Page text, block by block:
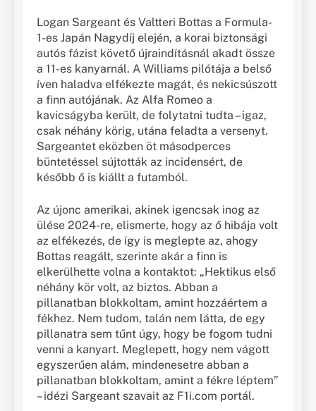
Logan Sargeant és Valtteri Bottas a Formula-
1-es Japán Nagydíj elején, a korai biztonsági
autós fázist követő újraindításnál akadt össze
a 11-es kanyarnál. A Williams pilótája a belső
íven haladva elfékezte magát, és nekicsúszott
a finn autójának. Az Alfa Romeo a
kavicságyba került, de folytatni tudta – igaz,
csak néhány körig, utána feladta a versenyt.
Sargeantet eközben öt másodperces
büntetéssel sújtották az incidensért, de
később ő is kiállt a futamból.
Az újonc amerikai, akinek igencsak inog az
ülése 2024-re, elismerte, hogy az ő hibája volt
az elfékezés, de így is meglepte az, ahogy
Bottas reagált, szerinte akár a finn is
elkerülhette volna a kontaktot: „Hektikus első
néhány kör volt, az biztos. Abban a
pillanatban blokkoltam, amint hozzáértem a
fékhez. Nem tudom, talán nem látta, de egy
pillanatra sem tűnt úgy, hogy be fogom tudni
venni a kanyart. Meglepett, hogy nem vágott
egyszerűen alám, mindenesetre abban a
pillanatban blokkoltam, amint a fékre léptem”
– idézi Sargeant szavait az F1i.com portál.